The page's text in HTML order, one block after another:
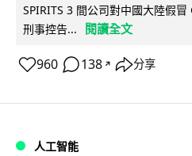
SPIRITS 3 間公司對中國大陸假
刑事控告...
閱讀全文
960 138 ↗ 分享
人工智能